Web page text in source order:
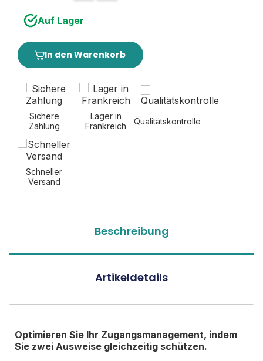
Auf Lager
In den Warenkorb
Sichere
Zahlung
Lager in
Frankreich
Qualitätskontrolle
Schneller
Versand
Beschreibung
Artikeldetails
Optimieren Sie Ihr Zugangsmanagement, indem
Sie zwei Ausweise gleichzeitig schützen.